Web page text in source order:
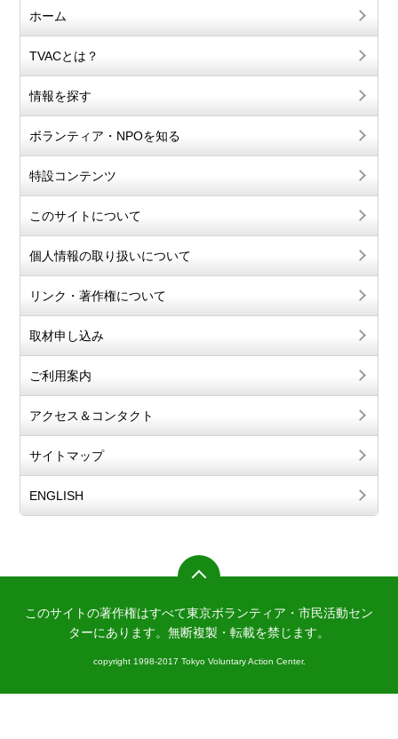
ホーム
TVACとは？
情報を探す
ボランティア・NPOを知る
特設コンテンツ
このサイトについて
個人情報の取り扱いについて
リンク・著作権について
取材申し込み
ご利用案内
アクセス＆コンタクト
サイトマップ
ENGLISH
このサイトの著作権はすべて東京ボランティア・市民活動セン
ターにあります。 無断複製・転載を禁じます。
copyright 1998-2017 Tokyo Voluntary Action Center.